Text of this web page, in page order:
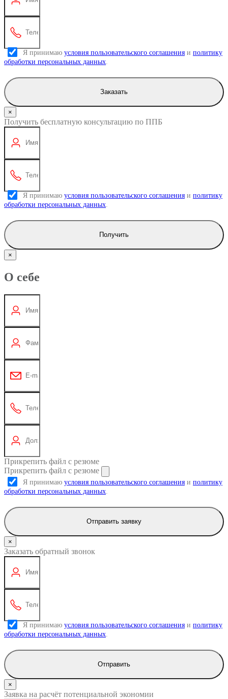
Я принимаю условия пользовательского соглашения и политику
обработки персональных данных
Заказать
×
Получить бесплатную консультацию по ППБ
Я принимаю условия пользовательского соглашения и политику
обработки персональных данных
Получить
×
О себе
Прикрепить файл с резюме
Прикрепить файл с резюме
Я принимаю условия пользовательского соглашения и политику
обработки персональных данных
Отправить заявку
×
Заказать обратный звонок
Я принимаю условия пользовательского соглашения и политику
обработки персональных данных
Отправить
×
Заявка на расчёт потенциальной экономии